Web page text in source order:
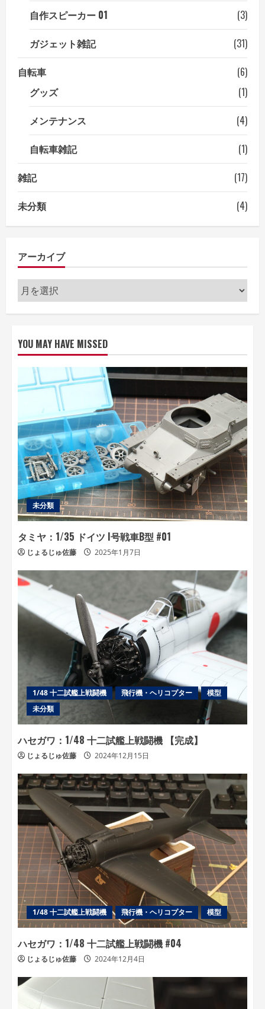
自作スピーカー 01
(3)
ガジェット雑記
(31)
自転車
(6)
グッズ
(1)
メンテナンス
(4)
自転車雑記
(1)
雑記
(17)
未分類
(4)
アーカイブ
ア
ー
ブ
YOU MAY HAVE MISSED
未分類
タミヤ：1/35 ドイツ I号戦車B型 #01
じょるじゅ佐藤 2025年1月7日
1/48 十二試艦上戦闘機 飛行機・ヘリコプター
模型
未分類
ハセガワ：1/48 十二試艦上戦闘機 【完成】
じょるじゅ佐藤 2024年12月15日
1/48 十二試艦上戦闘機 飛行機・ヘリコプター 模型
ハセガワ：1/48 十二試艦上戦闘機 #04
じょるじゅ佐藤 2024年12月4日